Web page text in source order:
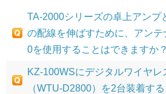
TA-2000シリーズの卓上アンプ
の配線を伸ばすために、アン
0を使用することはできますか？
KZ-100WSにデジタルワイヤレ
（WTU-D2800）を2台装着す